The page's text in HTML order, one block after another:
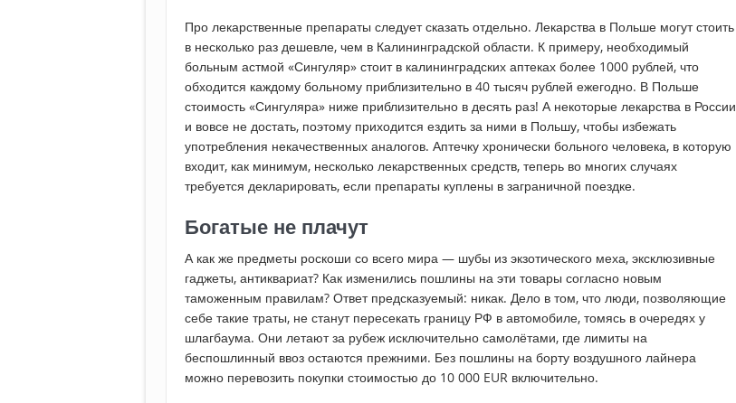
Про лекарственные препараты следует сказать отдельно. Лекарства в Польше могут стоить
в несколько раз дешевле, чем в Калининградской области. К примеру, необходимый
больным астмой «Сингуляр» стоит в калининградских аптеках более 1000 рублей, что
обходится каждому больному приблизительно в 40 тысяч рублей ежегодно. В Польше
стоимость «Сингуляра» ниже приблизительно в десять раз! А некоторые лекарства в России
и вовсе не достать, поэтому приходится ездить за ними в Польшу, чтобы избежать
употребления некачественных аналогов. Аптечку хронически больного человека, в которую
входит, как минимум, несколько лекарственных средств, теперь во многих случаях
требуется декларировать, если препараты куплены в заграничной поездке.
Богатые не плачут
А как же предметы роскоши со всего мира — шубы из экзотического меха, эксклюзивные
гаджеты, антиквариат? Как изменились пошлины на эти товары согласно новым
таможенным правилам? Ответ предсказуемый: никак. Дело в том, что люди, позволяющие
себе такие траты, не станут пересекать границу РФ в автомобиле, томясь в очередях у
шлагбаума. Они летают за рубеж исключительно самолётами, где лимиты на
беспошлинный ввоз остаются прежними. Без пошлины на борту воздушного лайнера
можно перевозить покупки стоимостью до 10 000 EUR включительно.